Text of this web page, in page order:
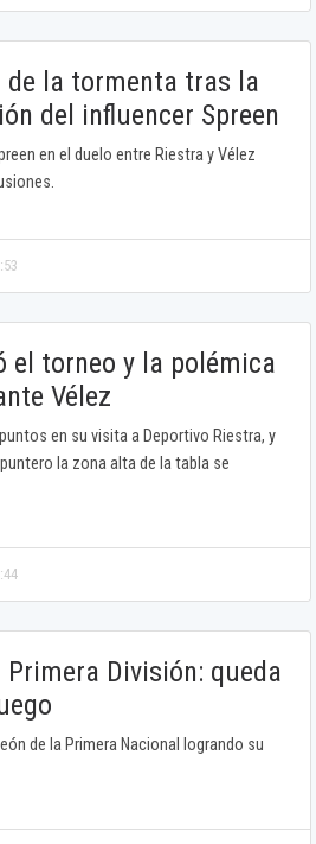
de la tormenta tras la
del influencer Spreen
en el duelo entre Riestra y Vélez
el torneo y la polémica
Vélez
en su visita a Deportivo Riestra, y
la zona alta de la tabla se
División: queda
de la Primera Nacional logrando su